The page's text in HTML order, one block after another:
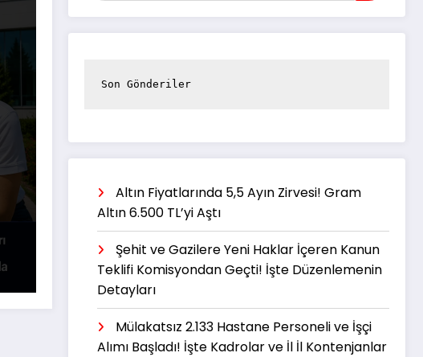
Son Gönderiler
Altın Fiyatlarında 5,5 Ayın Zirvesi! Gram
Altın 6.500 TL’yi Aştı
Şehit ve Gazilere Yeni Haklar İçeren Kanun
Teklifi Komisyondan Geçti! İşte Düzenlemenin
Detayları
Mülakatsız 2.133 Hastane Personeli ve İşçi
Alımı Başladı! İşte Kadrolar ve İl İl Kontenjanlar